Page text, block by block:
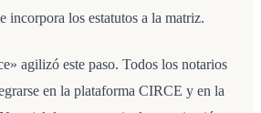
incorpora los estatutos a la matriz.
agilizó este paso. Todos los notarios
en la plataforma CIRCE y en la